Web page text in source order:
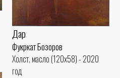
Дар
Фукркат Бозоров
Холст, масло (120x58) - 2020
год